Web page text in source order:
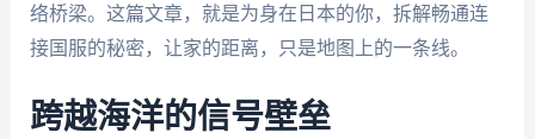
络桥梁。这篇文章，就是为身在日本的你，拆解畅通连
接国服的秘密，让家的距离，只是地图上的一条线。
跨越海洋的信号壁垒